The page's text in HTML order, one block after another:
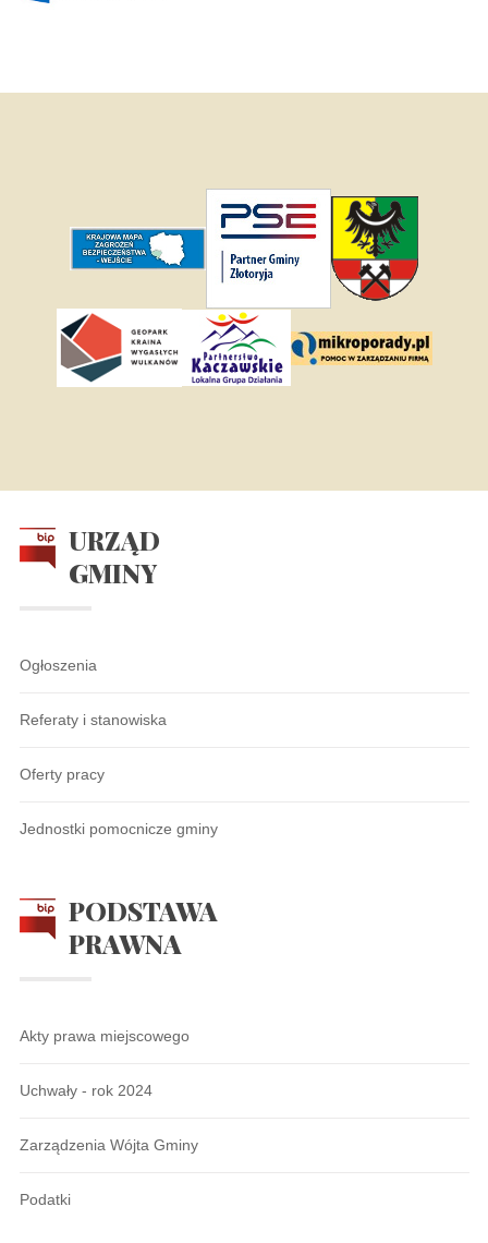
URZĄD
GMINY
Ogłoszenia
Referaty i stanowiska
Oferty pracy
Jednostki pomocnicze gminy
PODSTAWA
PRAWNA
Akty prawa miejscowego
Uchwały - rok 2024
Zarządzenia Wójta Gminy
Podatki